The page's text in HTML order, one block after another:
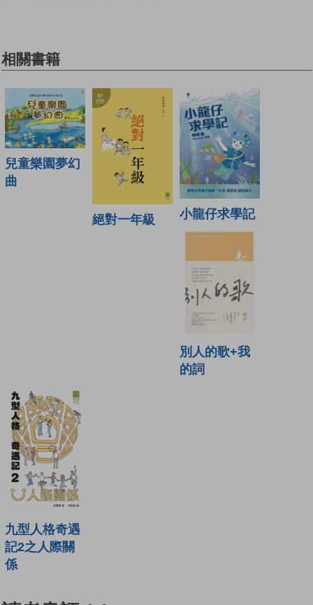
相關書籍
兒童樂園夢幻
曲
絕對一年級 小龍仔求學記
別人的歌+我
的詞
九型人格奇遇
記2之人際關
係